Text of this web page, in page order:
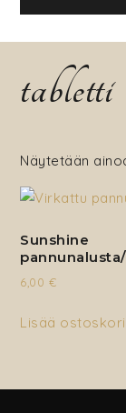
tabletti
Näytetään
Sunshine
6,00 €
Lisää